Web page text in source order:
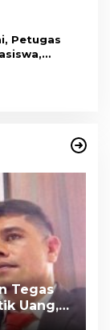
Petugas
Tegas
Uang,
Oleh